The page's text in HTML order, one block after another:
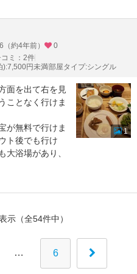
約4年前）
0
ミ：2件
):7,500円未満部屋タイプ:シングル
面を出て右を見
ことなく行けま
が無料で行けま
ト後でも行け
大浴場があり、
1
示（全54件中）
… 6